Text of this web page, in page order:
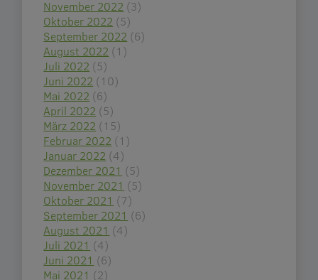
November 2022 (3)
Oktober 2022 (5)
September 2022 (6)
August 2022 (1)
Juli 2022 (5)
Juni 2022 (10)
Mai 2022 (6)
April 2022 (5)
März 2022 (15)
Februar 2022 (1)
Januar 2022 (4)
Dezember 2021 (5)
November 2021 (5)
Oktober 2021 (7)
September 2021 (6)
August 2021 (4)
Juli 2021 (4)
Juni 2021 (6)
Mai 2021 (2)